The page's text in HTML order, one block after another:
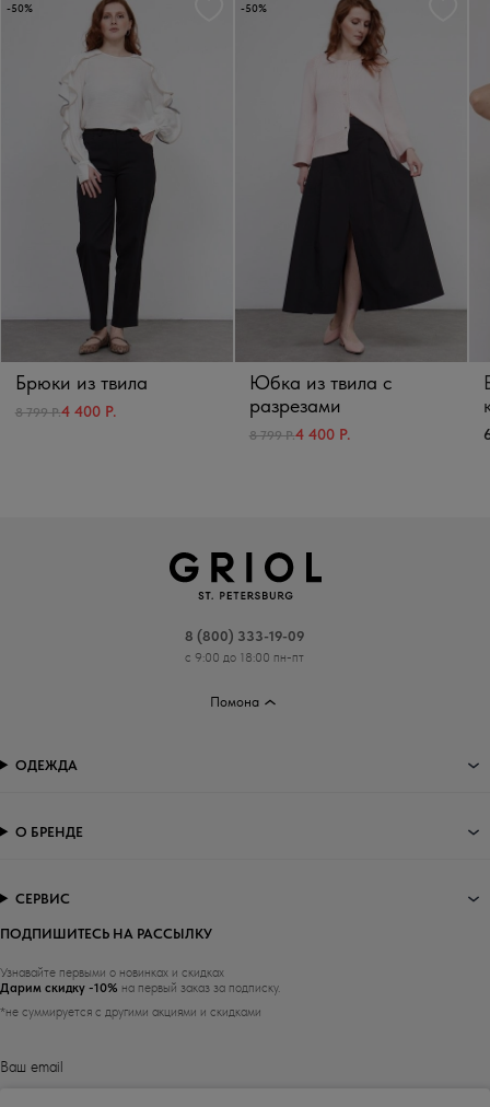
-50%
Брюки из твила
8 799 Р.4 400 Р.
-50%
Юбка из твила с
разрезами
8 799 Р.4 400 Р.
8 (800) 333-19-09
с 9:00 до 18:00 пн-пт
Помона
ПОДПИШИТЕСЬ НА РАССЫЛКУ
Узнавайте первыми о новинках и скидках
Дарим скидку -10% на первый заказ за подписку.
*не суммируется с другими акциями и скидками
ОДЕЖДА
О БРЕНДЕ
СЕРВИС